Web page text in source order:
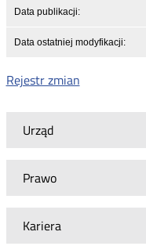
Urząd
Prawo
Kariera
Data publikacji:
Data ostatniej modyfikacji:
Rejestr zmian